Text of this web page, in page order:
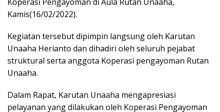
Kamis(16/02/2022).
Kegiatan tersebut dipimpin langsung oleh Karutan
Unaaha Herianto dan dihadiri oleh seluruh pejabat
struktural serta anggota Koperasi pengayoman Rutan
Unaaha.
Dalam Rapat, Karutan Unaaha mengapresiasi
pelayanan yang dilakukan oleh Koperasi Pengayoman